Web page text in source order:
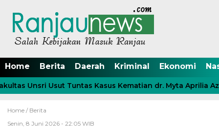
Home Berita Daerah Kriminal Ekonomi
Unsri Usut Tuntas Kasus Kematian dr. Myta Aprilia Azmy
Home / Berita
Senin, 8 Juni 2026 - 22:05 WIB